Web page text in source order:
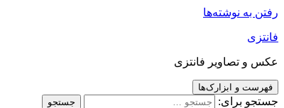
رفتن به نوشته‌ها
فانتزی
عکس و تصاویر فانتزی
فهرست و ابزارک‌ها
جستجو برای: